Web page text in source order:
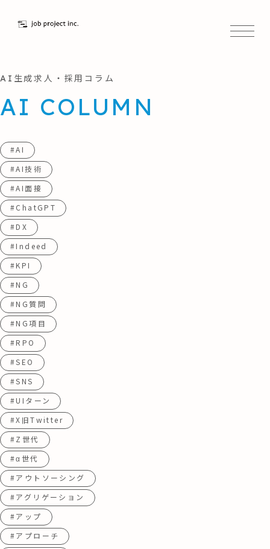
AI生成求人・採用コラム
AI COLUMN
#AI
#AI技術
#AI面接
#ChatGPT
#DX
#Indeed
#KPI
#NG
#NG質問
#NG項目
#RPO
#SEO
#SNS
#UIターン
#X旧Twitter
#Z世代
#α世代
#アウトソーシング
#アグリゲーション
#アップ
#アプローチ